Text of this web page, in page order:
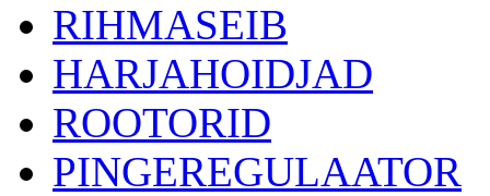
RIHMASEIB
HARJAHOIDJAD
ROOTORID
PINGEREGULAATOR